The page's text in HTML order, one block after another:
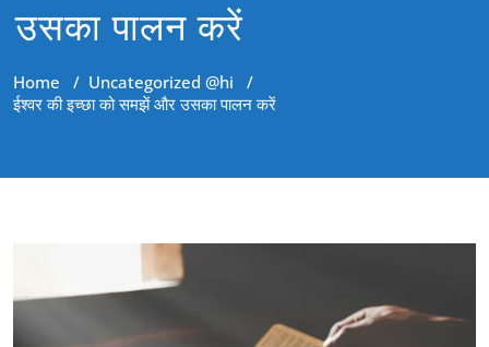
उसका पालन करें
Home / Uncategorized @hi /
ईश्वर की इच्छा को समझें और उसका पालन करें